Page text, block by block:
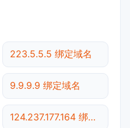
223.5.5.5 绑定域名
9.9.9.9 绑定域名
124.237.177.164 绑定域名